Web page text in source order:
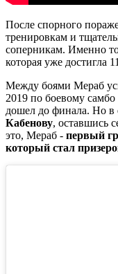
После спорного
тренировкам и
соперникам. Именно
которая уже достигла
Между боями Мераб
2019 по боевому
дошел до финала. Но в
Кабенову, оставшись
это, Мераб - первый
который стал